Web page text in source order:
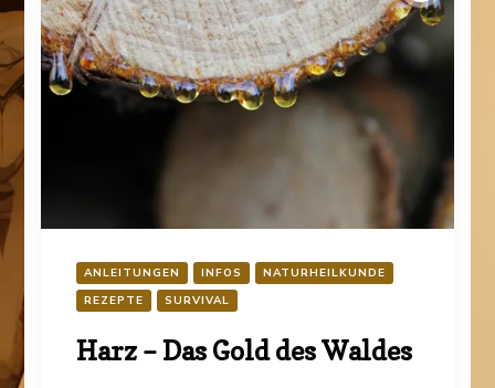
ANLEITUNGEN INFOS
NATURHEILKUNDE
REZEPTE
SURVIVAL
Harz – Das Gold des Waldes